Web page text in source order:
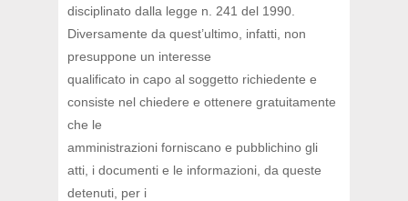
disciplinato dalla legge n. 241 del 1990.
Diversamente da quest’ultimo, infatti, non
presuppone un interesse
qualificato in capo al soggetto richiedente e
consiste nel chiedere e ottenere gratuitamente
che le
amministrazioni forniscano e pubblichino gli
atti, i documenti e le informazioni, da queste
detenuti, per i